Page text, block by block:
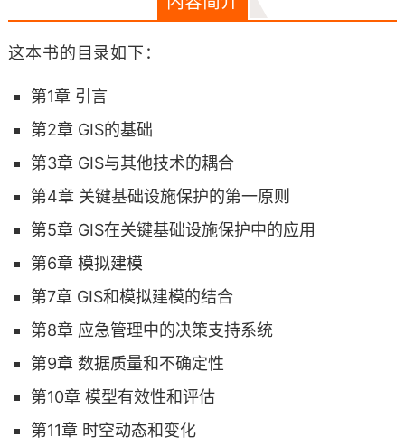
这本书的目录如下：
第1章 引言
第2章 GIS的基础
第3章 GIS与其他技术的耦合
第4章 关键基础设施保护的第一原则
第5章 GIS在关键基础设施保护中的应用
第6章 模拟建模
第7章 GIS和模拟建模的结合
第8章 应急管理中的决策支持系统
第9章 数据质量和不确定性
第10章 模型有效性和评估
第11章 时空动态和变化